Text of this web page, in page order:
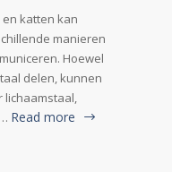
katten kan
manieren
Hoewel
delen, kunnen
lichaamstaal,
Read more